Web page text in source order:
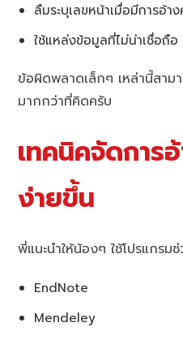
ลืมระบุเลขหน้าเมื่อมีการอ้า
ใช้แหล่งข้อมูลที่ไม่น่าเชื่อถือ
ข้อผิดพลาดเล็กๆ เหล่านี้สาม
มากกว่าที่คิดครับ
เทคนิคจัดการ
ง่ายขึ้น
พี่แนะนำให้น้องๆ ใช้โปรแกร
EndNote
Mendeley